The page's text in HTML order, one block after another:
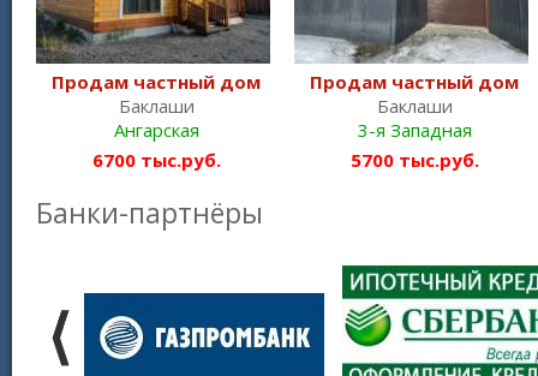
Продам частный дом
Баклаши
Ангарская
6700 тыс.руб.
Продам частный дом
Баклаши
3-я Западная
5700 тыс.руб.
Банки-партнёры